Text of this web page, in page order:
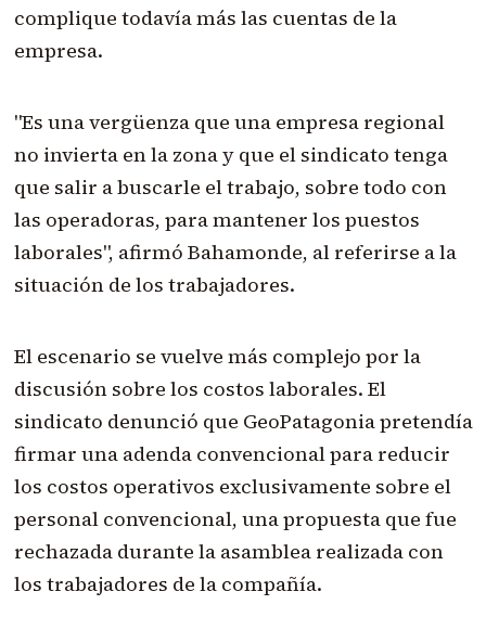
complique todavía más las cuentas de la
empresa.
"Es una vergüenza que una empresa regional
no invierta en la zona y que el sindicato tenga
que salir a buscarle el trabajo, sobre todo con
las operadoras, para mantener los puestos
laborales", afirmó Bahamonde, al referirse a la
situación de los trabajadores.
El escenario se vuelve más complejo por la
discusión sobre los costos laborales. El
sindicato denunció que GeoPatagonia pretendía
firmar una adenda convencional para reducir
los costos operativos exclusivamente sobre el
personal convencional, una propuesta que fue
rechazada durante la asamblea realizada con
los trabajadores de la compañía.